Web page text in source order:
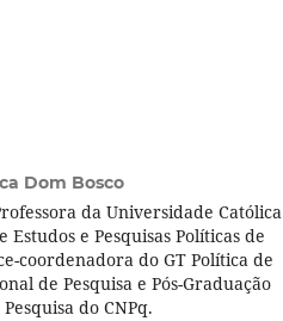
Dom Bosco
da Universidade Católica
e Pesquisas Políticas de
coordenadora do GT Política de
de Pesquisa e Pós-Graduação
do CNPq.